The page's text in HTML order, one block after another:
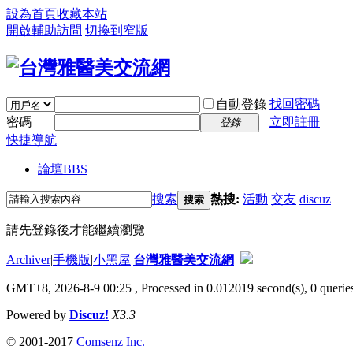
設為首頁收藏本站
開啟輔助訪問 切換到窄版
自動登錄 找回密碼
密碼
登錄
立即註冊
快捷導航
論壇BBS
搜索 搜索 熱搜: 活動 交友 discuz
請先登錄後才能繼續瀏覽
Archiver|手機版|小黑屋|台灣雅醫美交流網
GMT+8, 2026-8-9 00:25 , Processed in 0.012019 second(s), 0
Powered by Discuz! X3.3
© 2001-2017 Comsenz Inc.